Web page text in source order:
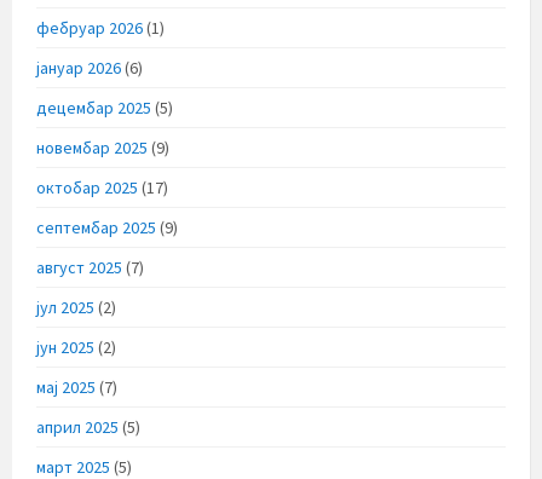
фебруар 2026(1)
јануар 2026(6)
децембар 2025 (5)
новембар 2025 (9)
октобар 2025 (17)
септембар 2025 (9)
август 2025 (7)
јул 2025 (2)
јун 2025 (2)
мај 2025 (7)
април 2025 (5)
март 2025 (5)